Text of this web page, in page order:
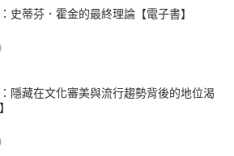
史蒂芬．霍金的最終理論【電子書】
隱藏在文化審美與流行趨勢背後的地位渴